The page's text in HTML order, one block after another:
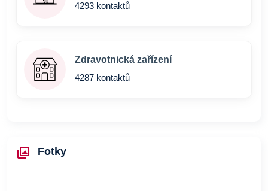
4293 kontaktů
Zdravotnická zařízení
4287 kontaktů
Fotky